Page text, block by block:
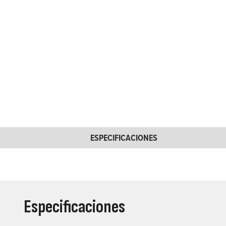
ESPECIFICACIONES
Especificaciones